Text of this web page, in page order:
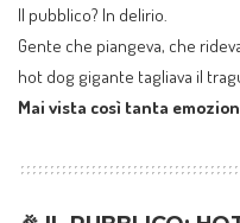
Il pubblico? In delirio.
Gente che piangeva, che
hot dog gigante tagliava il
Mai vista così tanta